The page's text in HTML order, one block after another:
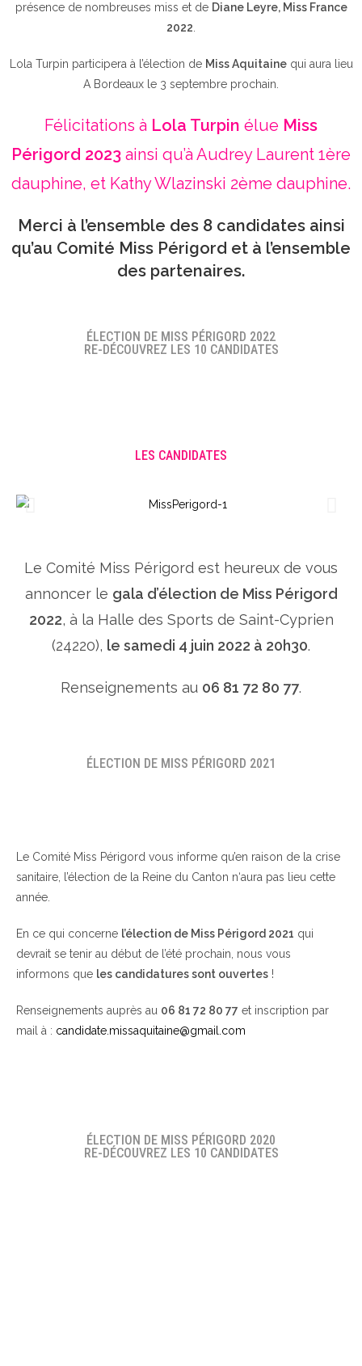
présence de nombreuses miss et de Diane Leyre, Miss France
2022
Lola Turpin participera à l’élection de Miss Aquitainequi aura lieu
A Bordeaux le 3 septembre prochain.
Félicitations à Lola Turpin élue Miss
Périgord 2023 ainsi qu’à Audrey Laurent 1ère
dauphine, et Kathy Wlazinski 2ème dauphine.
Merci à l’ensemble des 8 candidates ainsi
qu’au Comité Miss Périgord et à l’ensemble
des partenaires.
ÉLECTION DE MISS PÉRIGORD 2022
RE-DÉCOUVREZ LES 10 CANDIDATES
LES CANDIDATES
Le Comité Miss Périgord est heureux de vous
annoncer le gala d’élection de Miss Périgord
2022, à la Halle des Sports de Saint-Cyprien
(24220), le samedi 4 juin 2022 à 20h30.
Renseignements au 06 81 72 80 77.
ÉLECTION DE MISS PÉRIGORD 2021
Le Comité Miss Périgord vous informe qu’en raison de la crise
sanitaire, l’élection de la Reine du Canton n‘aura pas lieu cette
année.
En ce qui concerne l’élection de Miss Périgord 2021 qui
devrait se tenir au début de l’été prochain, nous vous
informons que les candidatures sont ouvertes !
Renseignements auprès au 06 81 72 80 77 et inscription par
mail à : candidate.missaquitaine@gmail.com
ÉLECTION DE MISS PÉRIGORD 2020
RE-DÉCOUVREZ LES 10 CANDIDATES